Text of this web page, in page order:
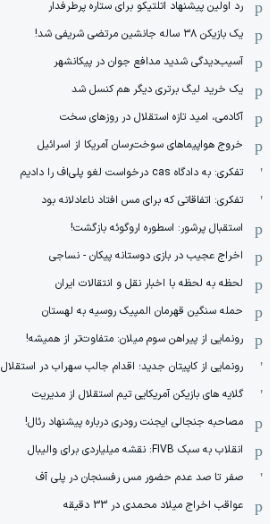
رد اولین پیشنهاد اتلتیکو برای ستاره پرطرفدار
یک بازیکن ۳۸ ساله جانشین مرتضی شریفی شد!
آسیب‌دیدگی شدید مدافع جوان در پیکانشهر
یک خرید لیگ برتری دیگر هم کنسل شد
آکادمی، امید تازه استقلال در روزهای سخت
خروج هواپیماهای سوخت‌رسان آمریکا از اسرائیل
تفکری: به دادگاه cas درخواست لغو پلی‌اف را دادیم
تفکری: اتفاقاتی که برای مس افتاد ناعادلانه بود
استقبال پرشور: اسطوره اروگوئه بازگشت!
اخراج عجیب در بازی دوستانه پیکان - نساجی
لحظه به لحظه با اخبار نقل و انتقالات ایران
حمله سنگین قهرمان المپیک روسیه به لهستان
رونمایی از پیراهن سوم میلان: متفاوت‌تر از همیشه!
رونمایی از کاپیتان جدید؛ اقدام جالب سهراب در استقلال
گلایه های بازیکن آمریکایی تیم استقلال از مدیریت
مصاحبه جنجالی ایجنت رودری درباره پیشنهاد رئال!
انقلاب به سبک FIVB: نقشه میلیاردی برای والیبال
صفر تا صد عدم حضور مس رفسنجان در پلی آف
عواقب اخراج میلاد محمدی در 33 دقیقه